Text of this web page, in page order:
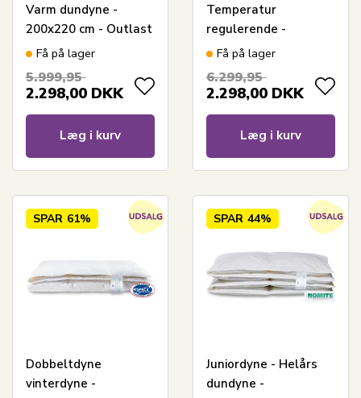
Varm dundyne -
200x220 cm - Outlast
technology dyne -
Temperature Control
Få på lager
5.999,95
2.298,00 DKK
Læg i kurv
Temperatur
regulerende -
220x240 cm - Outlast
Zone Temperature
Control
Få på lager
6.299,95
2.298,00 DKK
Læg i kurv
SPAR 61%
Dobbeltdyne
vinterdyne -
SPAR 44%
Juniordyne - Helårs
dundyne -